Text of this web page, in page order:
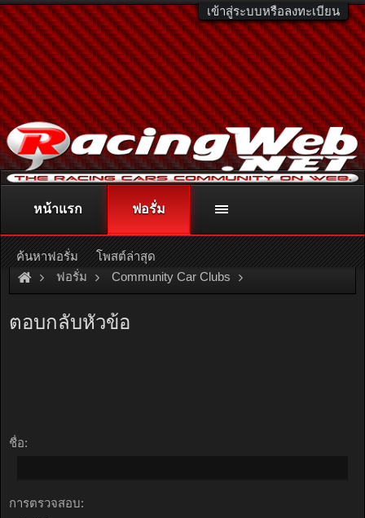
เข้าสู่ระบบหรือลงทะเบียน
ติดต่อลงโฆษณา racingweb@gmail.comหรือโทร. 081-811-1138
หรืออ่านรายละเอียดเพิ่มเติม คลิกที่นี่
ฟอรั่ม Community Car Clubs
ตอบกลับหัวข้อ
ชื่อ:
การตรวจสอบ:
หน้าแรก ฟอรั่ม
ค้นหาฟอรั่ม โพสต์ล่าสุด